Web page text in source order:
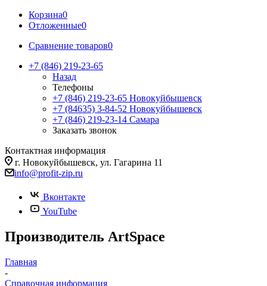
Корзина0
Отложенные0
Сравнение товаров0
+7 (846) 219-23-65
Назад
Телефоны
+7 (846) 219-23-65 Новокуйбышевск
+7 (84635) 3-84-52 Новокуйбышевск
+7 (846) 219-23-14 Самара
Заказать звонок
Контактная информация
г. Новокуйбышевск, ул. Гагарина 11
info@profit-zip.ru
Вконтакте
YouTube
Производитель ArtSpace
Главная
-
Справочная информация